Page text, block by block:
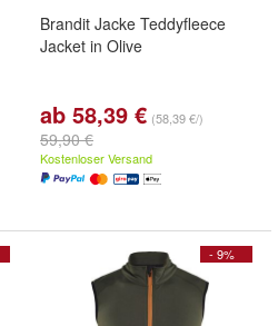
Brandit Jacke Teddyfleece
Jacket in Olive
ab 58,39 € (58,39 €/)
59,90 €
Kostenloser Versand
- 9%